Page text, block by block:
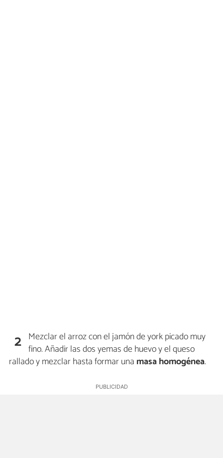
2 Mezclar el arroz con el jamón de york picado muy
fino. Añadir las dos yemas de huevo y el queso
rallado y mezclar hasta formar una masa homogénea.